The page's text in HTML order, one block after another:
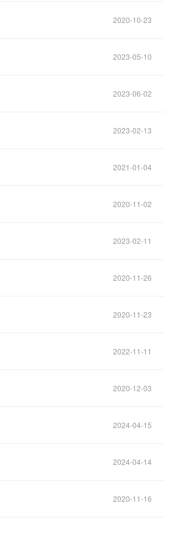
2020-10-23
2023-05-10
2023-06-02
2023-02-13
2021-01-04
2020-11-02
2023-02-11
2020-11-26
2020-11-23
2022-11-11
2020-12-03
2024-04-15
2024-04-14
2020-11-16